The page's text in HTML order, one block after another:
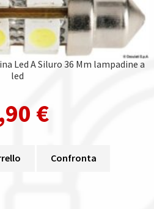
Led A Siluro 36 Mm lampadine a
led
€
Confronta